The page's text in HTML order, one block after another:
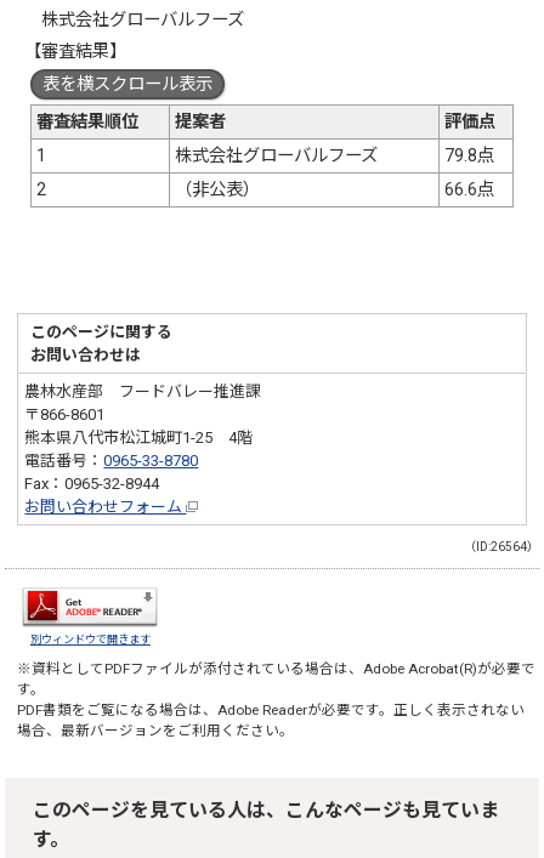
株式会社グローバルフーズ
【審査結果】
表を横スクロール表示
審査結果順位
提案者
評価点
1
株式会社グローバルフーズ
79.8点
2
（非公表） 66.6点
このページに関する
お問い合わせは
農林水産部 フードバレー推進課
〒866-8601
熊本県八代市松江城町1-25 4階
電話番号：0965-33-8780
Fax：0965-32-8944
お問い合わせフォーム
（ID:26564）
別ウィンドウで開きます
※資料としてPDFファイルが添付されている場合は、Adobe Acrobat(R)が必要で
す。
PDF書類をご覧になる場合は、Adobe Readerが必要です。正しく表示されない
場合、最新バージョンをご利用ください。
このページを見ている人は、こんなページも見ていま
す。